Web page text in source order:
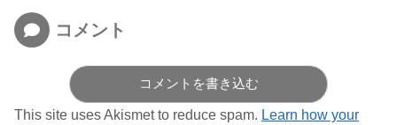
コメント
コメントを書き込む
This site uses Akismet to reduce spam. Learn how your